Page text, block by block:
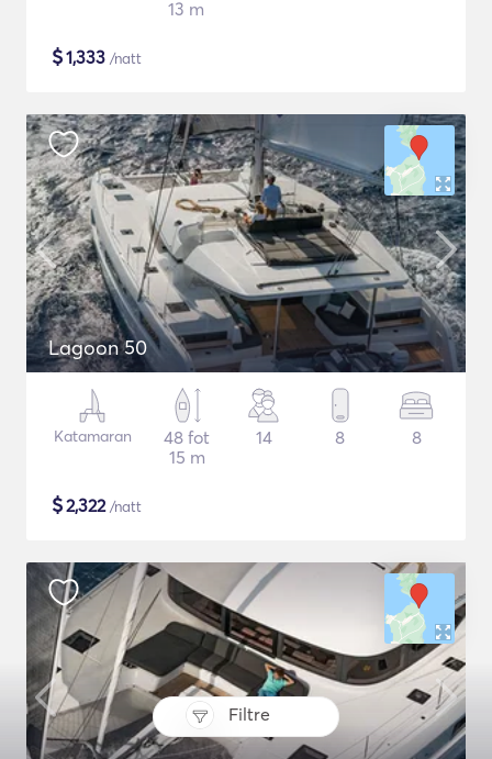
Filtre
13 m
$1,333 /natt
Lagoon 50
Katamaran
48 fot
15 m
14 8 8
$2,322/natt